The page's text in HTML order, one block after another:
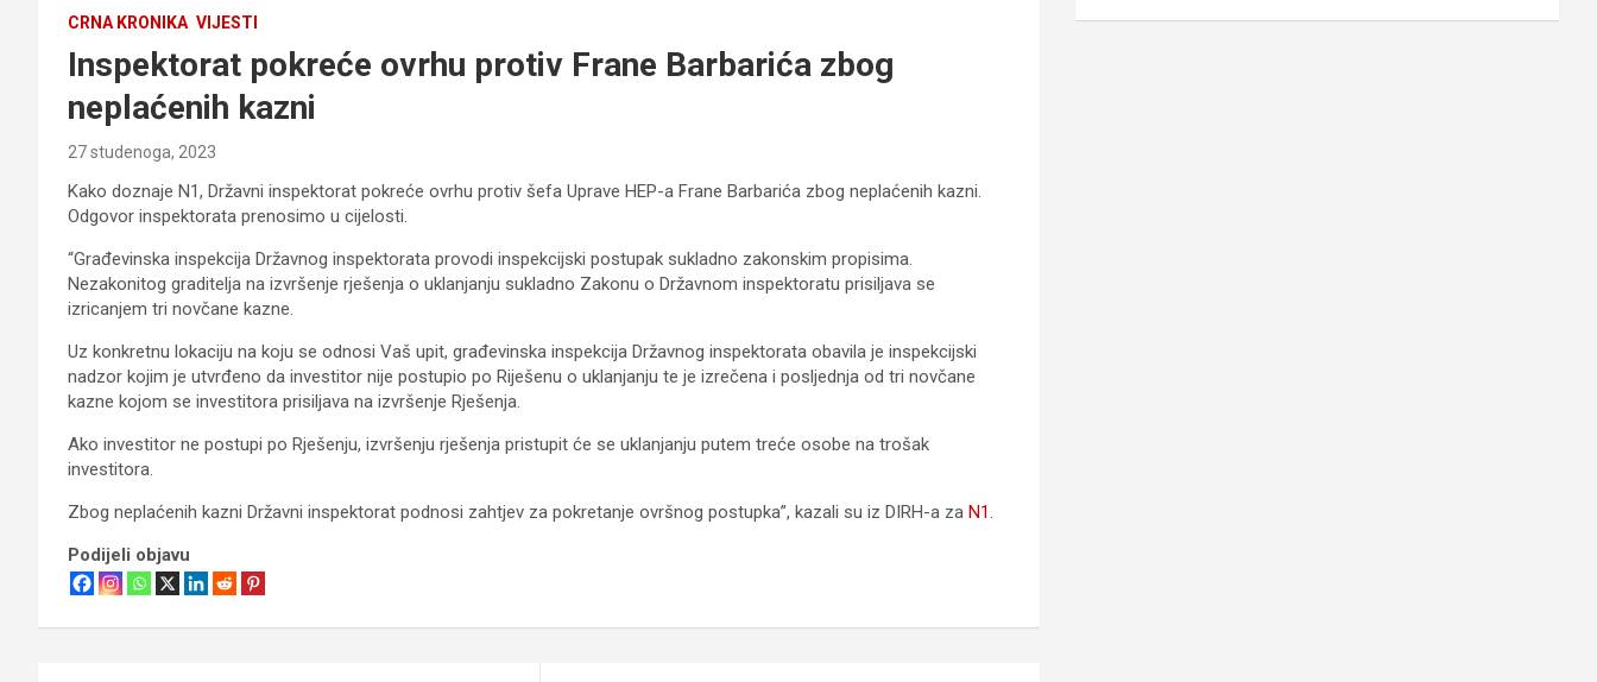
CRNA KRONIKA VIJESTI
Inspektorat pokreće ovrhu protiv Frane Barbarića zbog
neplaćenih kazni
27 studenoga, 2023
Kako doznaje N1, Državni inspektorat pokreće ovrhu protiv šefa Uprave HEP-a Frane Barbarića zbog neplaćenih kazni.
Odgovor inspektorata prenosimo u cijelosti.
“Građevinska inspekcija Državnog inspektorata provodi inspekcijski postupak sukladno zakonskim propisima.
Nezakonitog graditelja na izvršenje rješenja o uklanjanju sukladno Zakonu o Državnom inspektoratu prisiljava se
izricanjem tri novčane kazne.
Uz konkretnu lokaciju na koju se odnosi Vaš upit, građevinska inspekcija Državnog inspektorata obavila je inspekcijski
nadzor kojim je utvrđeno da investitor nije postupio po Riješenu o uklanjanju te je izrečena i posljednja od tri novčane
kazne kojom se investitora prisiljava na izvršenje Rješenja.
Ako investitor ne postupi po Rješenju, izvršenju rješenja pristupit će se uklanjanju putem treće osobe na trošak
investitora.
Zbog neplaćenih kazni Državni inspektorat podnosi zahtjev za pokretanje ovršnog postupka”, kazali su iz DIRH-a za N1
Podijeli objavu